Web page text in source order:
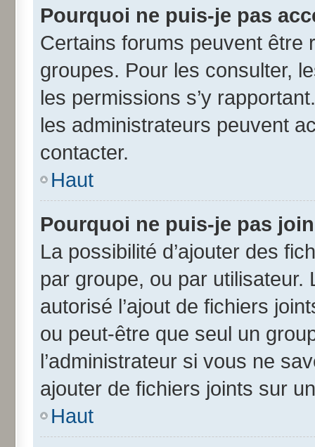
Pourquoi ne puis-je pas
Certains forums peuvent être
groupes. Pour les consulter,
les permissions s’y
les administrateurs peuvent
contacter.
Haut
Pourquoi ne puis-je pas
La possibilité d’ajouter des
par groupe, ou par utilisateur.
autorisé l’ajout de fichiers
ou peut-être que seul un
l’administrateur si vous ne
ajouter de fichiers joints sur
Haut